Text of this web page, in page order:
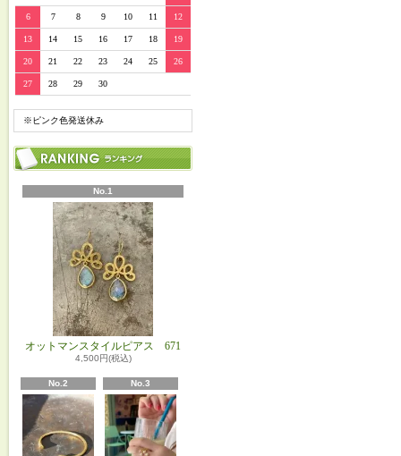
6 7 8 9 10 11 12
13 14 15 16 17 18 19
20 21 22 23 24 25 26
27 28 29 30
※ピンク色発送休み
No.1
オットマンスタイルピアス 671
4,500円(税込)
No.2 No.3